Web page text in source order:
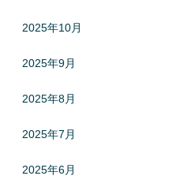
2025年10月
2025年9月
2025年8月
2025年7月
2025年6月